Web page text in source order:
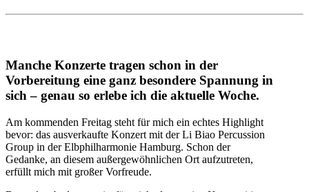
Manche Konzerte tragen schon in der
Vorbereitung eine ganz besondere Spannung in
sich – genau so erlebe ich die aktuelle Woche.
Am kommenden Freitag steht für mich ein echtes Highlight
bevor: das ausverkaufte Konzert mit der Li Biao Percussion
Group in der Elbphilharmonie Hamburg. Schon der
Gedanke, an diesem außergewöhnlichen Ort aufzutreten,
erfüllt mich mit großer Vorfreude.